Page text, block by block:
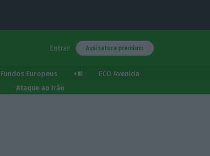
Entrar Assinatura premium
Fundos Europeus +M
ECO Avenida
Ataque ao Irão